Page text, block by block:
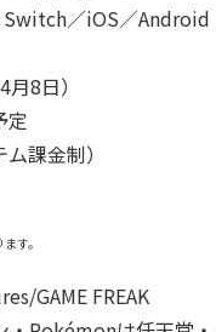
／iOS／Android
8日）
定
課金制）
す。
GAME FREAK